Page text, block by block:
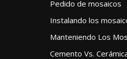
Pedido de mosaicos
Instalando los
Manteniendo Los
Cemento Vs.